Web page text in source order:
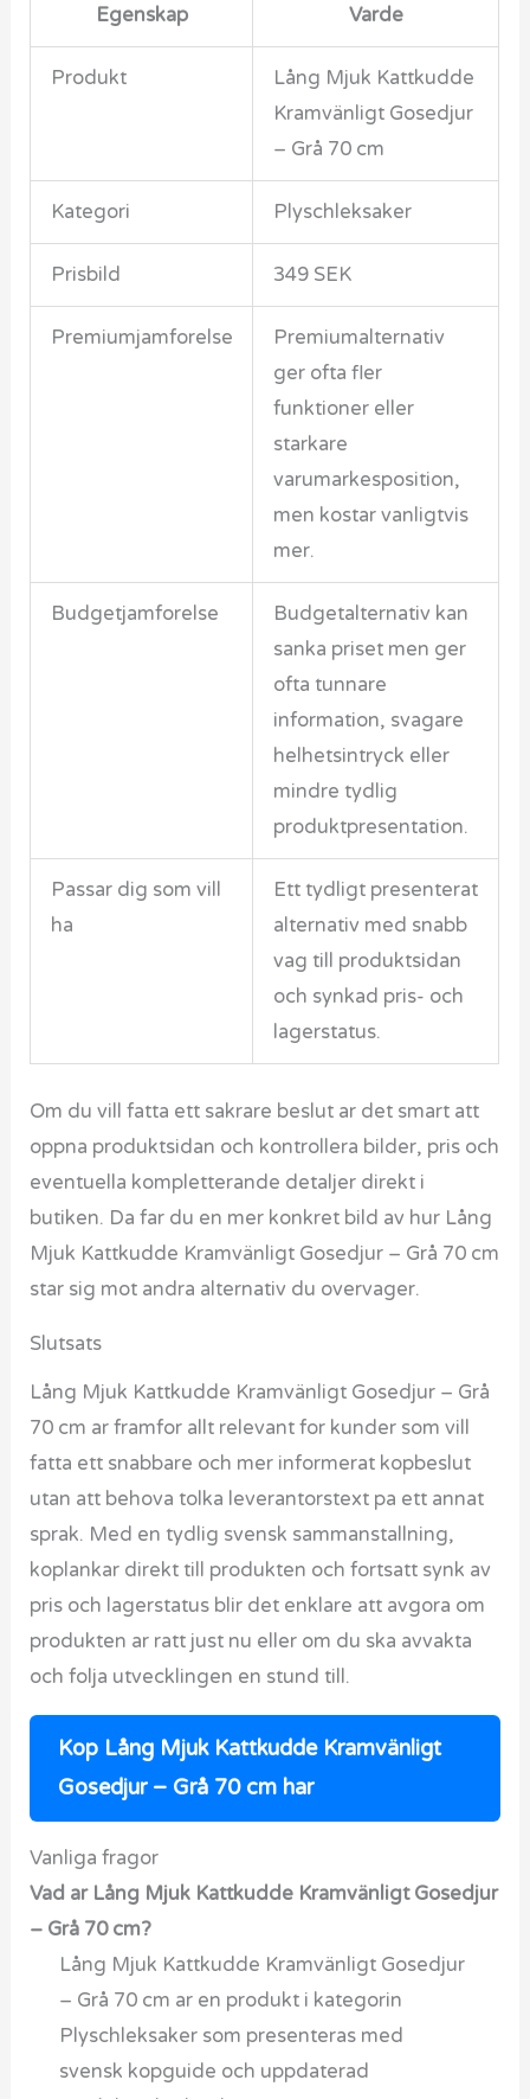
Egenskap Varde
Produkt
Lång Mjuk Kattkudde
Kramvänligt Gosedjur
– Grå 70 cm
Kategori Plyschleksaker
Prisbild 349 SEK
Premiumjamforelse
Premiumalternativ
ger ofta fler
funktioner eller
starkare
varumarkesposition,
men kostar vanligtvis
mer.
Budgetjamforelse
Budgetalternativ kan
sanka priset men ger
ofta tunnare
information, svagare
helhetsintryck eller
mindre tydlig
produktpresentation.
Passar dig som vill
ha
Ett tydligt presenterat
alternativ med snabb
vag till produktsidan
och synkad pris- och
lagerstatus.
Om du vill fatta ett sakrare beslut ar det smart att
oppna produktsidan och kontrollera bilder, pris och
eventuella kompletterande detaljer direkt i
butiken. Da far du en mer konkret bild av hur Lång
Mjuk Kattkudde Kramvänligt Gosedjur – Grå 70 cm
star sig mot andra alternativ du overvager.
Slutsats
Lång Mjuk Kattkudde Kramvänligt Gosedjur – Grå
70 cm ar framfor allt relevant for kunder som vill
fatta ett snabbare och mer informerat kopbeslut
utan att behova tolka leverantorstext pa ett annat
sprak. Med en tydlig svensk sammanstallning,
koplankar direkt till produkten och fortsatt synk av
pris och lagerstatus blir det enklare att avgora om
produkten ar ratt just nu eller om du ska avvakta
och folja utvecklingen en stund till.
Kop Lång Mjuk Kattkudde Kramvänligt
Gosedjur – Grå 70 cm har
Vanliga fragor
Vad ar Lång Mjuk Kattkudde Kramvänligt Gosedjur
– Grå 70 cm?
Lång Mjuk Kattkudde Kramvänligt Gosedjur
– Grå 70 cm ar en produkt i kategorin
Plyschleksaker som presenteras med
svensk kopguide och uppdaterad